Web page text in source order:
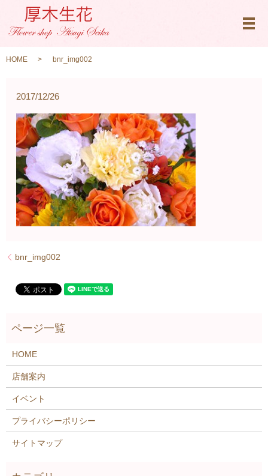
メ
HOME bnr_img002
2017/12/26
bnr_img002
HOME
店舗案内
イベント
プライバシーポリシー
サイトマップ